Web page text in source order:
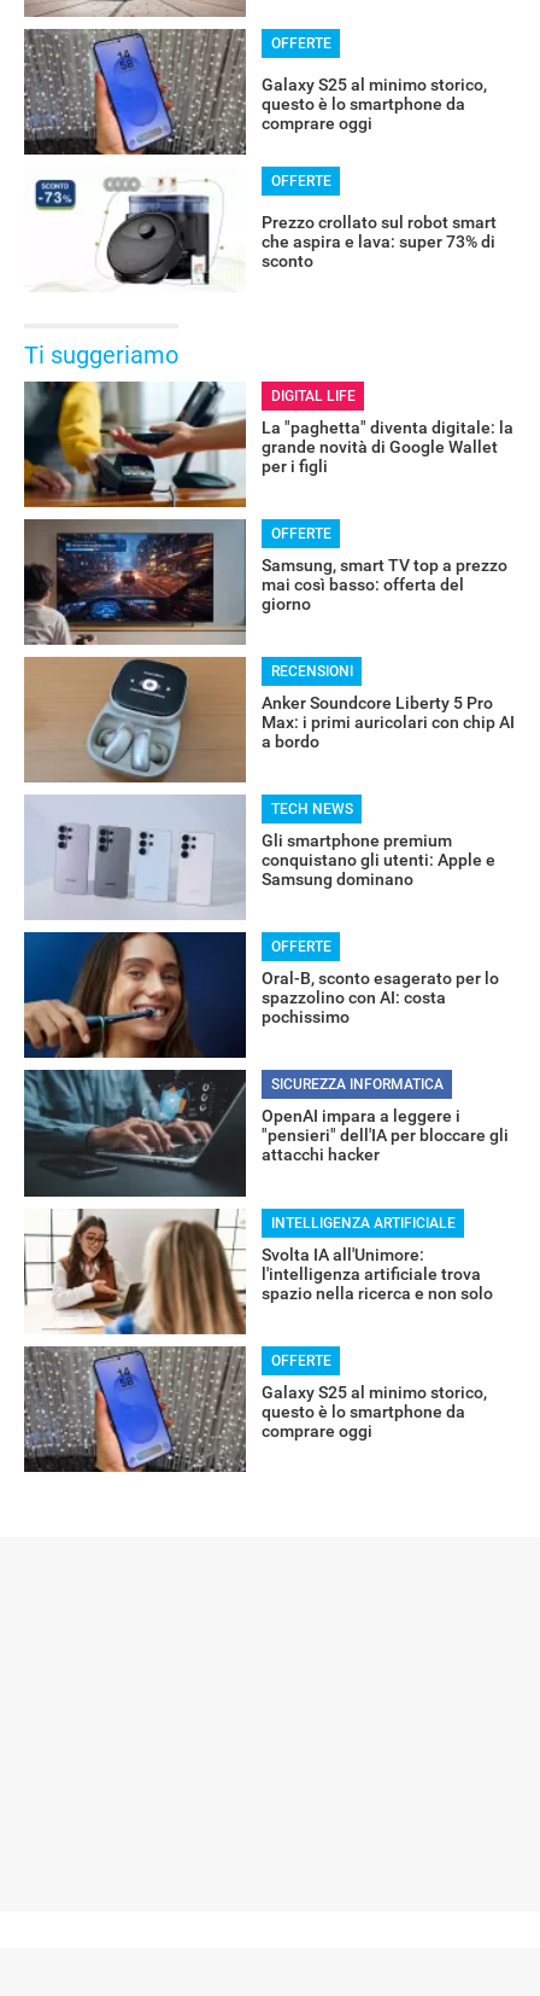
OFFERTE
Galaxy S25 al minimo storico,
questo è lo smartphone da
comprare oggi
OFFERTE
Prezzo crollato sul robot smart
che aspira e lava: super 73% di
sconto
Ti suggeriamo
DIGITAL LIFE
La "paghetta" diventa digitale: la
grande novità di Google Wallet
per i figli
OFFERTE
Samsung, smart TV top a prezzo
mai così basso: offerta del
giorno
RECENSIONI
Anker Soundcore Liberty 5 Pro
Max: i primi auricolari con chip AI
a bordo
TECH NEWS
Gli smartphone premium
conquistano gli utenti: Apple e
Samsung dominano
OFFERTE
Oral-B, sconto esagerato per lo
spazzolino con AI: costa
pochissimo
SICUREZZA INFORMATICA
OpenAI impara a leggere i
"pensieri" dell'IA per bloccare gli
attacchi hacker
INTELLIGENZA ARTIFICIALE
Svolta IA all'Unimore:
l'intelligenza artificiale trova
spazio nella ricerca e non solo
OFFERTE
Galaxy S25 al minimo storico,
questo è lo smartphone da
comprare oggi